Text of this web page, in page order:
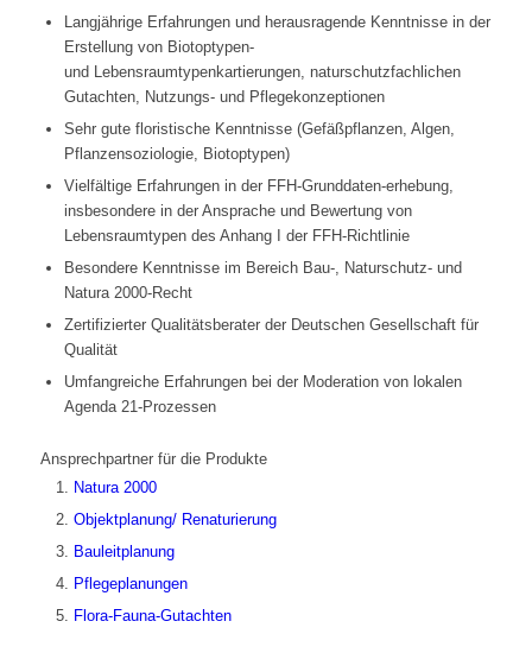
Langjährige Erfahrungen und herausragende Kenntnisse in der
Erstellung von Biotoptypen-
und Lebensraumtypenkartierungen, naturschutzfachlichen
Gutachten, Nutzungs- und Pflegekonzeptionen
Sehr gute floristische Kenntnisse (Gefäßpflanzen, Algen,
Pflanzensoziologie, Biotoptypen)
Vielfältige Erfahrungen in der FFH-Grunddaten-erhebung,
insbesondere in der Ansprache und Bewertung von
Lebensraumtypen des Anhang I der FFH-Richtlinie
Besondere Kenntnisse im Bereich Bau-, Naturschutz- und
Natura 2000-Recht
Zertifizierter Qualitätsberater der Deutschen Gesellschaft für
Qualität
Umfangreiche Erfahrungen bei der Moderation von lokalen
Agenda 21-Prozessen
Ansprechpartner für die Produkte
Natura 2000
Objektplanung/ Renaturierung
Bauleitplanung
Pflegeplanungen
Flora-Fauna-Gutachten